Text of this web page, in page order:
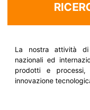
La nostra attività
nazionali ed
prodotti e
innovazione